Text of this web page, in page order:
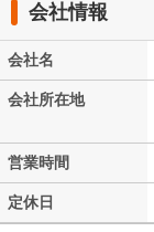
会社情報
会社名
会社所在地
営業時間
定休日